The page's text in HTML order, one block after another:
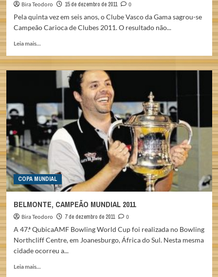
Bira Teodoro 15 de dezembro de 2011
0
Pela quinta vez em seis anos, o Clube Vasco da Gama sagrou-se
Campeão Carioca de Clubes 2011. O resultado não...
Leia mais...
about
VASCO
GAMA
PENTACAMPEÃO
CARIOCA
DE
CLUBES
COPA MUNDIAL
BELMONTE, CAMPEÃO MUNDIAL 2011
Bira Teodoro 7 de dezembro de 2011
0
A 47.ª QubicaAMF Bowling World Cup foi realizada no Bowling
Northcliff Centre, em Joanesburgo, África do Sul. Nesta mesma
cidade ocorreu a...
Leia mais...